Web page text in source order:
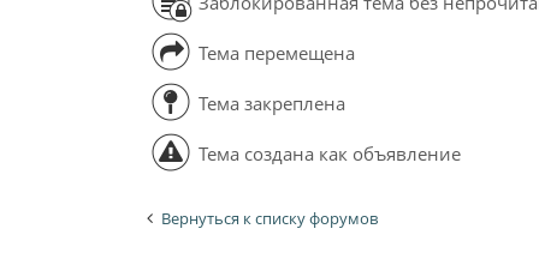
Тема перемещена
Тема закреплена
Тема создана как объявление
Вернуться к списку форумов